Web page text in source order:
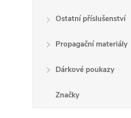
Ostatní příslušenství
Propagační materiály
Dárkové poukazy
Značky